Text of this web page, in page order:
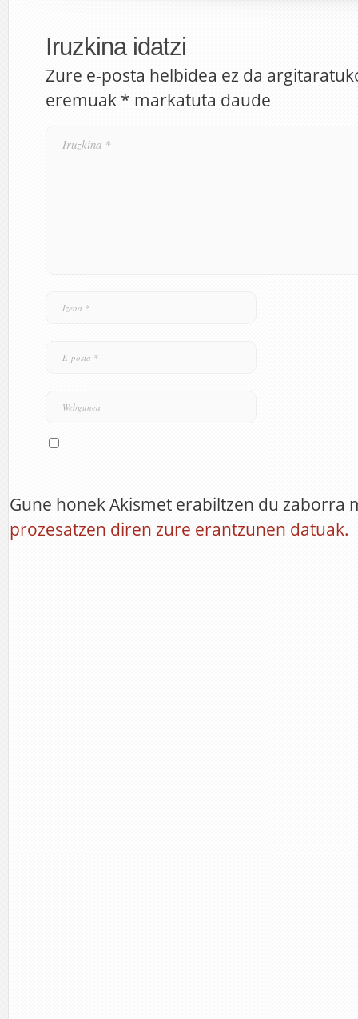
Iruzkina idatzi
Zure e-posta helbidea ez da
eremuak * markatuta daude
Gune honek Akismet erabiltzen du zaborra
prozesatzen diren zure erantzunen datuak.